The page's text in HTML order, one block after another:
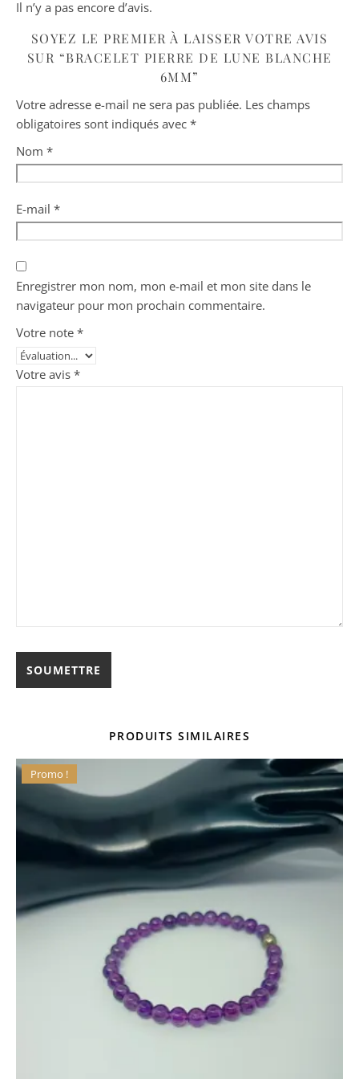
Il n’y a pas encore d’avis.
SOYEZ LE PREMIER À LAISSER VOTRE AVIS
SUR “BRACELET PIERRE DE LUNE BLANCHE
6MM”
Votre adresse e-mail ne sera pas publiée. Les champs
obligatoires sont indiqués avec *
Nom *
E-mail *
Enregistrer mon nom, mon e-mail et mon site dans le
navigateur pour mon prochain commentaire.
Votre note *
Votre avis *
PRODUITS SIMILAIRES
Promo !